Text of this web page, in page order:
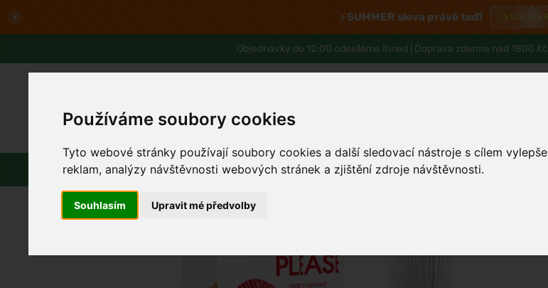
Používáme soubory cookies
Tyto webové stránky používají soubory cookies a další sledovací nástroje s cílem
reklam, analýzy návštěvnosti webových stránek a zjištění zdroje návštěvnosti.
Souhlasím Upravit mé předvolby
× ⚡SUMMER sleva právě teď!
Objednávky do 12:00 odesíláme ihned | Doprava zdarma nad 1800 Kč
Parfémy Líčení Vlasy Pleť Tělo a hygiena Děti